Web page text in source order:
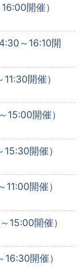
開催）
～16:10開
開催）
15:00開催）
開催）
開催）
15:00開催）
開催）